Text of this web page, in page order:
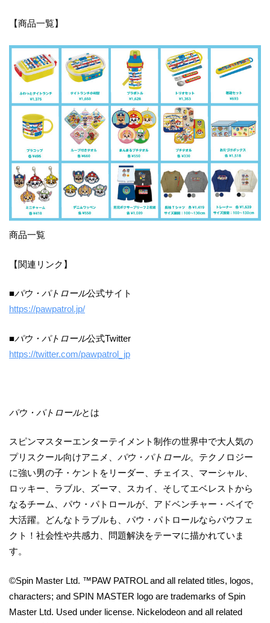
【商品一覧】
商品一覧
【関連リンク】
■パウ・パトロール公式サイト
https://pawpatrol.jp/
■パウ・パトロール公式Twitter
https://twitter.com/pawpatrol_jp
パウ・パトロールとは
スピンマスターエンターテイメント制作の世界中で大人気の
プリスクール向けアニメ、 パウ・パトロール。テクノロジー
に強い男の子・ケントをリーダー、チェイス、マーシャル、
ロッキー、ラブル、ズーマ、スカイ、そしてエベレストから
なるチーム、パウ・パトロールが、アドベンチャー・ベイで
大活躍。どんなトラブルも、パウ・パトロールならパウフェ
クト！社会性や共感力、問題解決をテーマに描かれていま
す。
©Spin Master Ltd. ™PAW PATROL and all related titles, logos,
characters; and SPIN MASTER logo are trademarks of Spin
Master Ltd. Used under license. Nickelodeon and all related